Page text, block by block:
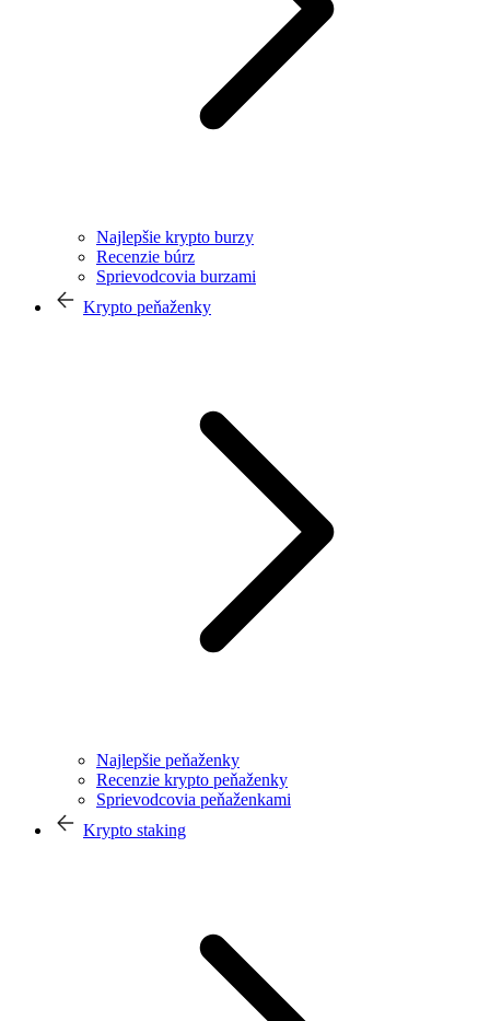
Najlepšie krypto burzy
Recenzie búrz
Sprievodcovia burzami
Krypto peňaženky
Najlepšie peňaženky
Recenzie krypto peňaženky
Sprievodcovia peňaženkami
Krypto staking